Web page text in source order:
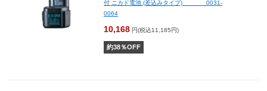
付 ニカド電池 (差込みタイプ) 0031-
0064
10,168 円(税込11,185円)
約38％OFF